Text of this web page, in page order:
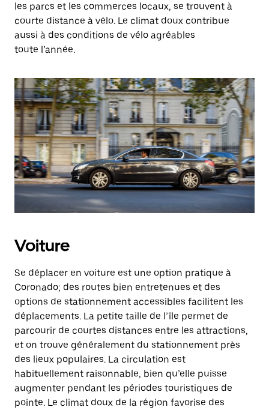
les parcs et les commerces locaux, se trouvent à
courte distance à vélo. Le climat doux contribue
aussi à des conditions de vélo agréables
toute l’année.
Voiture
Se déplacer en voiture est une option pratique à
Coronado; des routes bien entretenues et des
options de stationnement accessibles facilitent les
déplacements. La petite taille de l’île permet de
parcourir de courtes distances entre les attractions,
et on trouve généralement du stationnement près
des lieux populaires. La circulation est
habituellement raisonnable, bien qu’elle puisse
augmenter pendant les périodes touristiques de
pointe. Le climat doux de la région favorise des